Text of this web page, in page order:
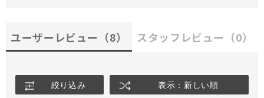
ユーザーレビュー （8） スタッフレビュー （0）
絞り込み 表示：新しい順